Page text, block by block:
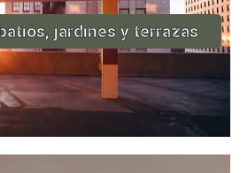
jardines y terrazas